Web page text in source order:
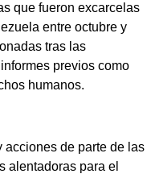
que fueron excarcelas
entre octubre y
tras las
previos como
humanos.
acciones de parte de las
alentadoras para el